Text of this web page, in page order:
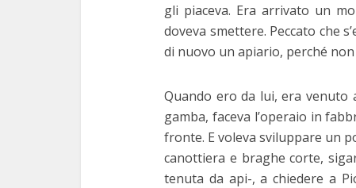
gli piaceva. Era arrivato un
doveva smettere. Peccato che
di nuovo un apiario, perché
Quando ero da lui, era venuto
gamba, faceva l’operaio in
fronte. E voleva sviluppare un
canottiera e braghe corte,
tenuta da api-, a chiedere a